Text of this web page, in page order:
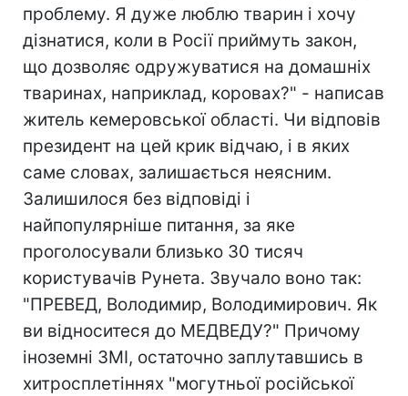
проблему. Я дуже люблю тварин і хочу
дізнатися, коли в Росії приймуть закон,
що дозволяє одружуватися на домашніх
тваринах, наприклад, коровах?" - написав
житель кемеровської області. Чи відповів
президент на цей крик відчаю, і в яких
саме словах, залишається неясним.
Залишилося без відповіді і
найпопулярніше питання, за яке
проголосували близько 30 тисяч
користувачів Рунета. Звучало воно так:
"ПРЕВЕД, Володимир, Володимирович. Як
ви відноситеся до МЕДВЕДУ?" Причому
іноземні ЗМІ, остаточно заплутавшись в
хитросплетіннях "могутньої російської